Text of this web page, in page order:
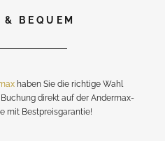
DABEI
& BEQUEM
haben Sie die richtige Wahl
direkt auf der Andermax-
mit Bestpreisgarantie!